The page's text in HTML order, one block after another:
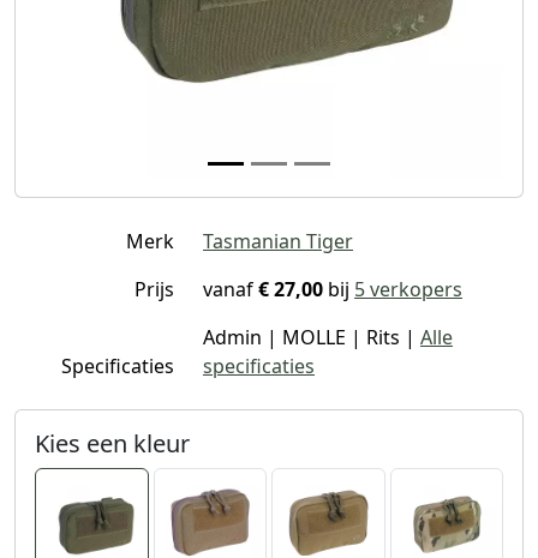
Merk
Tasmanian Tiger
Prijs
vanaf€ 27,00 bij 5 verkopers
Specificaties
Admin | MOLLE | Rits | Alle
specificaties
Kies een kleur